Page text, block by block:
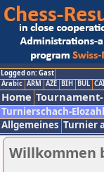
Logged on: Gast
Arabic ARM AZE BIH BUL
Home
Turnierschach-Elozahl
Allgemeines Turnier
Willkommen